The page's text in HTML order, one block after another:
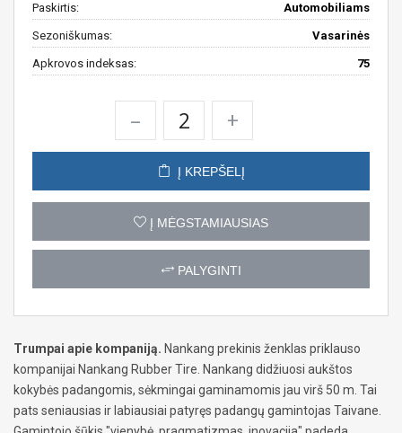
Paskirtis: Automobiliams
Sezoniškumas: Vasarinės
Apkrovos indeksas: 75
– +
Į KREPŠELĮ
Į MĖGSTAMIAUSIAS
PALYGINTI
Trumpai apie kompaniją. Nankang prekinis ženklas priklauso
kompanijai Nankang Rubber Tire. Nankang didžiuosi aukštos
kokybės padangomis, sėkmingai gaminamomis jau virš 50 m. Tai
pats seniausias ir labiausiai patyręs padangų gamintojas Taivane.